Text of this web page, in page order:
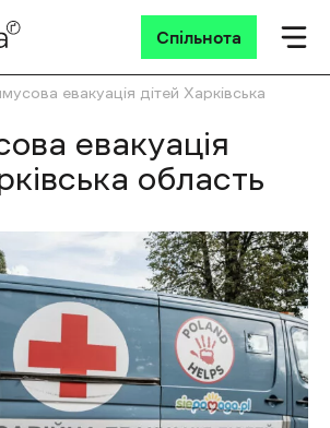
Спільнота
евакуація дітей Харківська
евакуація
область